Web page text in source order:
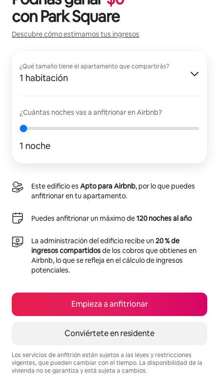
conPark Square
Descubre cómo estimamos tus ingresos
¿Qué tamaño tiene el apartamento que compartirás?
1 habitación
¿Cuántas noches vas a anfitrionar en Airbnb?
1 noche
Este edificio es Apto para Airbnb, por lo que puedes
anfitrionar en tu apartamento.
Puedes anfitrionar un máximo de120 noches al año
La administración del edificio recibe un20 % de
ingresos compartidosde los cobros que obtienes en
Airbnb, lo que se refleja en el cálculo de ingresos
potenciales.
Empieza a anfitrionar
Conviértete en residente
Los servicios de anfitrión están sujetos a las leyes y restricciones
vigentes, que pueden cambiar con el tiempo. La disponibilidad de la
vivienda no se garantiza y está sujeta a cambios.